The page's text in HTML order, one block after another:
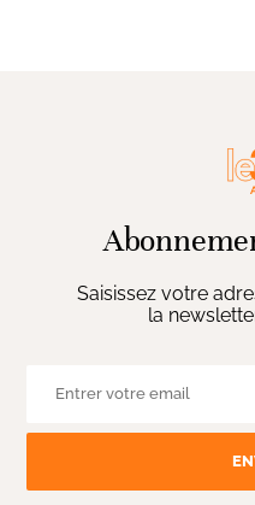
Saisissez votre
la